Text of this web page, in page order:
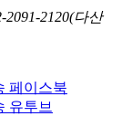
2091-2120(다산